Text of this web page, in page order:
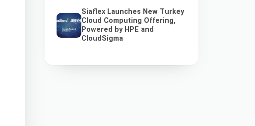
Siaflex Launches New Turkey
Cloud Computing Offering,
Powered by HPE and
CloudSigma